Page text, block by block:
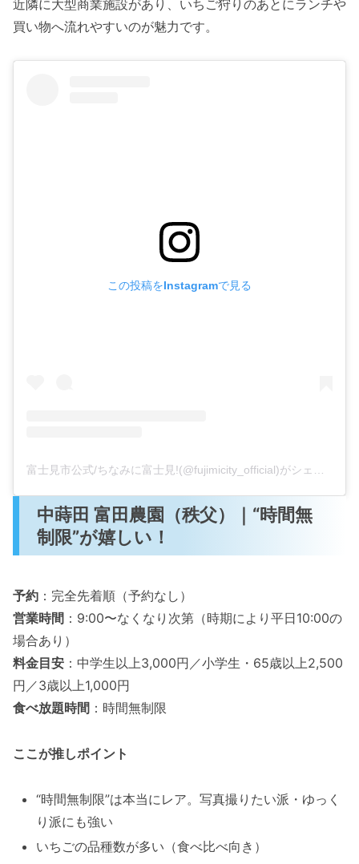
近隣に大型商業施設があり、いちご狩りのあとにランチや
買い物へ流れやすいのが魅力です。
この投稿をInstagramで見る
中蒔田 富田農園（秩父）｜“時間無
制限”が嬉しい！
予約 ：完全先着順（予約なし）
営業時間 ：9:00〜なくなり次第（時期により平日10:00の
場合あり）
料金目安 ：中学生以上3,000円／小学生・65歳以上2,500
円／3歳以上1,000円
食べ放題時間 ：時間無制限
ここが推しポイント
“時間無制限”は本当にレア。写真撮りたい派・ゆっく
り派にも強い
いちごの品種数が多い（食べ比べ向き）